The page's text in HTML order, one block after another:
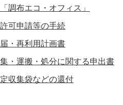
調布エコ・オフィス」
可申請等の手続
・再利用計画書
・運搬・処分に関する申出書
収集袋などの還付